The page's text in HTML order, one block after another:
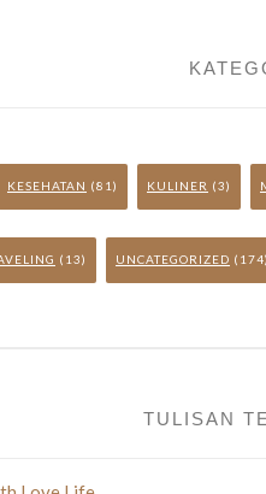
KESEHATAN (81) KULINER (3)
(13) UNCATEGORIZED (174)
TULISAN